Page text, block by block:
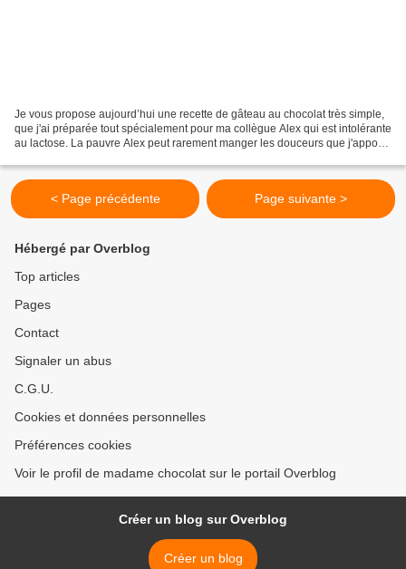
Je vous propose aujourd’hui une recette de gâteau au chocolat très simple,
que j'ai préparée tout spécialement pour ma collègue Alex qui est intolérante
au lactose. La pauvre Alex peut rarement manger les douceurs que j'apporte
< Page précédente Page suivante >
Hébergé par Overblog
Top articles
Pages
Contact
Signaler un abus
C.G.U.
Cookies et données personnelles
Préférences cookies
Voir le profil de madame chocolat sur le portail Overblog
Créer un blog sur Overblog
Créer un blog